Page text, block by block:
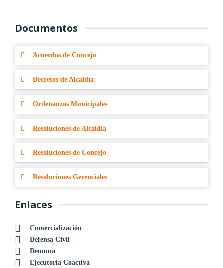
Documentos
Acuerdos de Concejo
Decretos de Alcaldía
Ordenanzas Municipales
Resoluciones de Alcaldía
Resoluciones de Concejo
Resoluciones Gerenciales
Enlaces
Comercialización
Defensa Civil
Demuna
Ejecutoria Coactiva